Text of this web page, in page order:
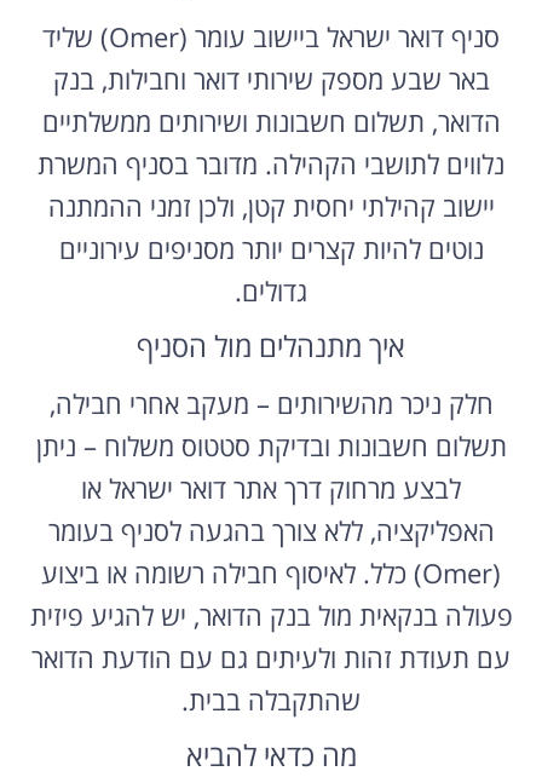
סניף דואר ישראל ביישוב עומר (Omer) שליד
באר שבע מספק שירותי דואר וחבילות, בנק
הדואר, תשלום חשבונות ושירותים ממשלתיים
נלווים לתושבי הקהילה. מדובר בסניף המשרת
יישוב קהילתי יחסית קטן, ולכן זמני ההמתנה
נוטים להיות קצרים יותר מסניפים עירוניים
גדולים.
איך מתנהלים מול הסניף
חלק ניכר מהשירותים – מעקב אחרי חבילה,
תשלום חשבונות ובדיקת סטטוס משלוח – ניתן
לבצע מרחוק דרך אתר דואר ישראל או
האפליקציה, ללא צורך בהגעה לסניף בעומר
(Omer) כלל. לאיסוף חבילה רשומה או ביצוע
פעולה בנקאית מול בנק הדואר, יש להגיע פיזית
עם תעודת זהות ולעיתים גם עם הודעת הדואר
שהתקבלה בבית.
מה כדאי להביא